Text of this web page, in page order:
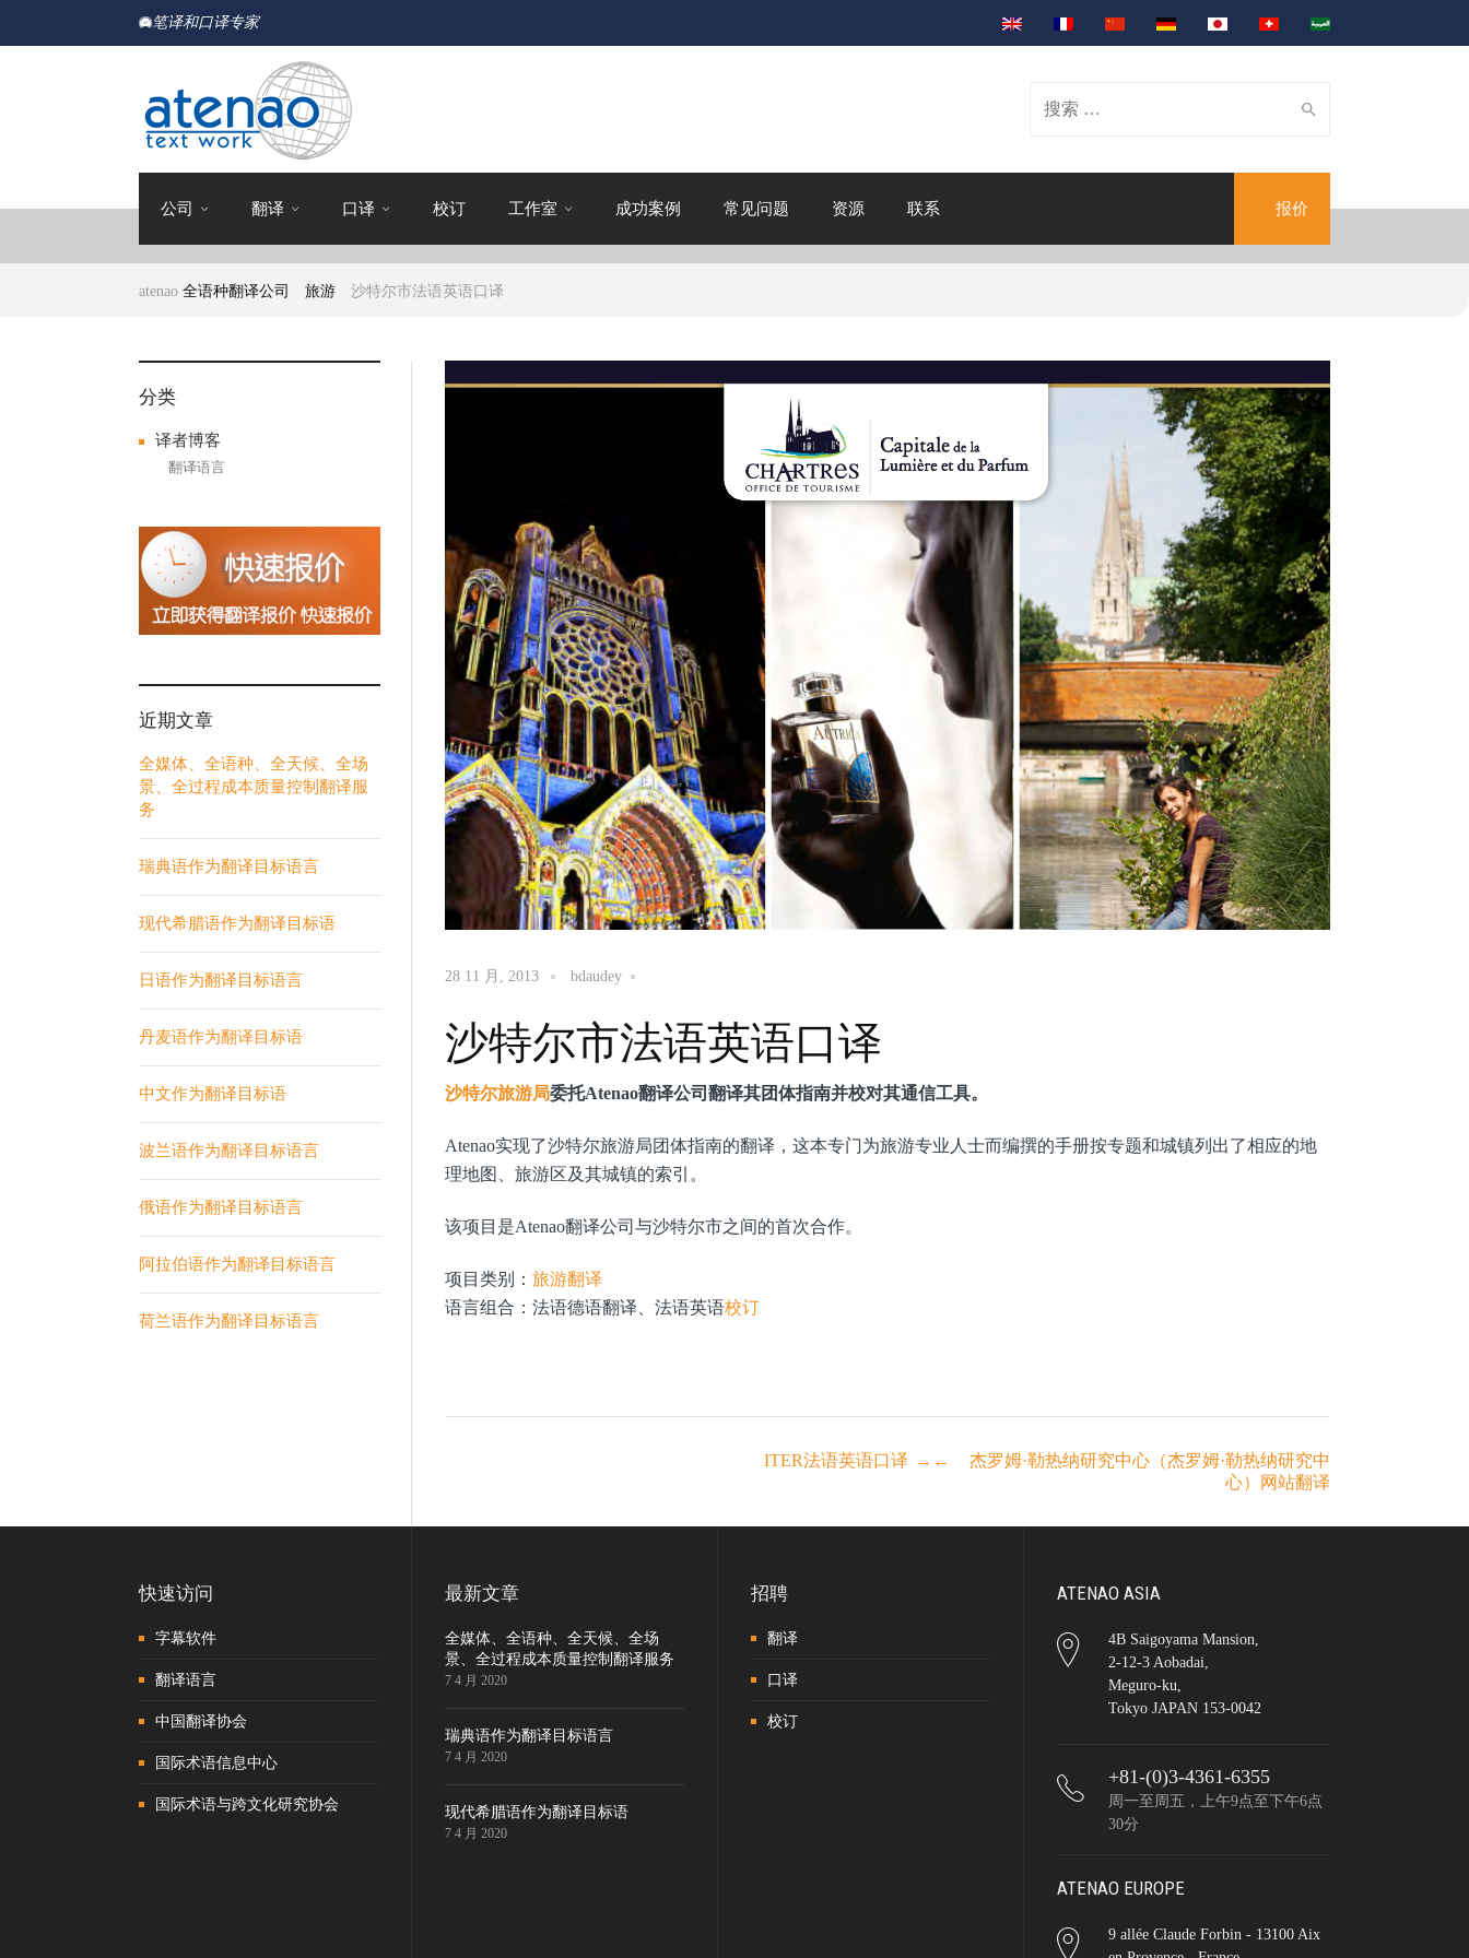
笔译和口译专家
Search
公司 翻译 口译 校订 工作室 成功案例 常见问题 资源 联系 报价
atenao 全语种翻译公司 旅游 沙特尔市法语英语口译
28 11 月, 2013 bdaudey
沙特尔市法语英语口译
沙特尔旅游局委托Atenao翻译公司翻译其团体指南并校对其通信工具。
Atenao实现了沙特尔旅游局团体指南的翻译，这本专门为旅游专业人士而编撰的手册按专题和城镇列出了相应的地
理地图、旅游区及其城镇的索引。
该项目是Atenao翻译公司与沙特尔市之间的首次合作。
项目类别： 旅游翻译
语言组合：法语德语翻译、法语英语校订
navigation
←
杰罗姆·勒热纳研究中心（杰罗姆·勒热纳研究中
心）网站翻译
ITER法语英语口译 →
分类
译者博客
翻译语言
近期文章
全媒体、全语种、全天候、全场
景、全过程成本质量控制翻译服
务
瑞典语作为翻译目标语言
现代希腊语作为翻译目标语
日语作为翻译目标语言
丹麦语作为翻译目标语
中文作为翻译目标语
波兰语作为翻译目标语言
俄语作为翻译目标语言
阿拉伯语作为翻译目标语言
荷兰语作为翻译目标语言
快速访问
字幕软件
翻译语言
中国翻译协会
国际术语信息中心
国际术语与跨文化研究协会
最新文章
全媒体、全语种、全天候、全场
景、全过程成本质量控制翻译服务
7 4 月 2020
瑞典语作为翻译目标语言
7 4 月 2020
现代希腊语作为翻译目标语
7 4 月 2020
招聘
翻译
口译
校订
ATENAO ASIA
4B Saigoyama Mansion,
2-12-3 Aobadai,
Meguro-ku,
Tokyo JAPAN 153-0042
+81-(0)3-4361-6355
周一至周五，上午9点至下午6点
30分
ATENAO EUROPE
9 allée Claude Forbin - 13100 Aix